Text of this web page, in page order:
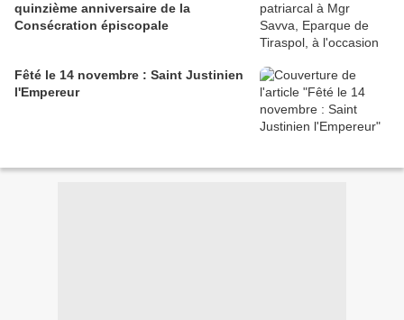
quinzième anniversaire de la
Consécration épiscopale
Fêté le 14 novembre : Saint Justinien
l'Empereur